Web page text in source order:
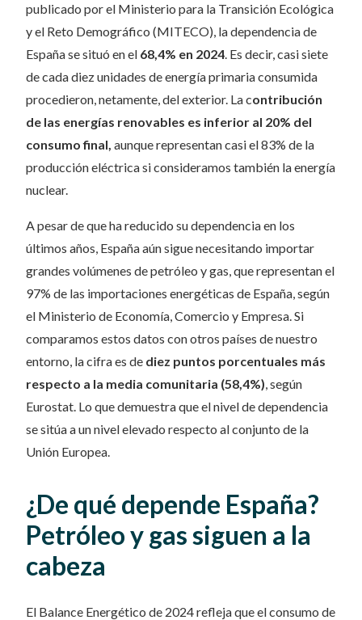
publicado por el Ministerio para la Transición Ecológica
y el Reto Demográfico (MITECO), la dependencia de
España se situó en el 68,4% en 2024. Es decir, casi siete
de cada diez unidades de energía primaria consumida
procedieron, netamente, del exterior. La contribución
de las energías renovables es inferior al 20% del
consumo final, aunque representan casi el 83% de la
producción eléctrica si consideramos también la energía
nuclear.
A pesar de que ha reducido su dependencia en los
últimos años, España aún sigue necesitando importar
grandes volúmenes de petróleo y gas, que representan el
97% de las importaciones energéticas de España, según
el Ministerio de Economía, Comercio y Empresa. Si
comparamos estos datos con otros países de nuestro
entorno, la cifra es de diez puntos porcentuales más
respecto a la media comunitaria (58,4%), según
Eurostat. Lo que demuestra que el nivel de dependencia
se sitúa a un nivel elevado respecto al conjunto de la
Unión Europea.
¿De qué depende España?
Petróleo y gas siguen a la
cabeza
El Balance Energético de 2024 refleja que el consumo de